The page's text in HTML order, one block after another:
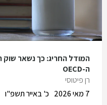
המודל החריג: כך נשאר שוק
ה-OECD
רן פיטוסי
כ' באייר תשפ"ו
7 מאי 2026